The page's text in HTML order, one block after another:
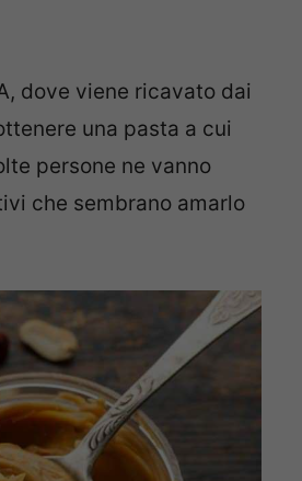
dove viene ricavato dai
una pasta a cui
persone ne vanno
che sembrano amarlo